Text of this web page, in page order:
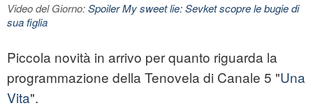
Video del Giorno:Spoiler My sweet lie: Sevket scopre le bugie di
sua figlia
Piccola novità in arrivo per quanto riguarda la
programmazione della Tenovela di Canale 5 "Una
Vita".